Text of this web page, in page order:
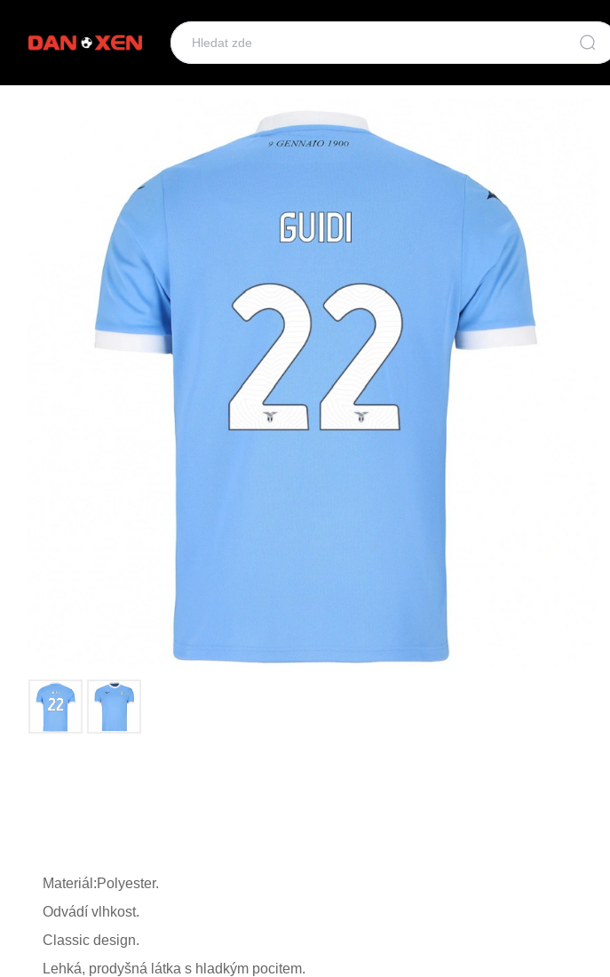
Materiál:Polyester.
Odvádí vlhkost.
Classic design.
Lehká, prodyšná látka s hladkým pocitem.